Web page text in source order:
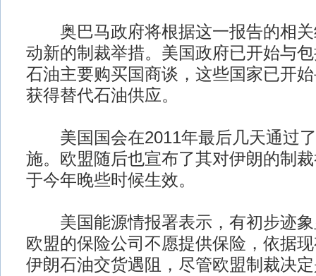
奥巴马政府将根据这一报告的相关
动新的制裁举措。美国政府已开始与
石油主要购买国商谈，这些国家已开
获得替代石油供应。
美国国会在2011年最后几天通过了
施。欧盟随后也宣布了其对伊朗的制
于今年晚些时候生效。
美国能源情报署表示，有初步迹象
欧盟的保险公司不愿提供保险，依据
伊朗石油交货遇阻，尽管欧盟制裁决